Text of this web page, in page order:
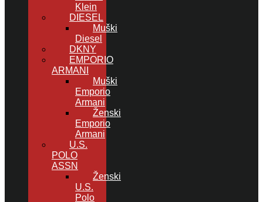
Klein
DIESEL
Muški
Diesel
DKNY
EMPORIO
ARMANI
Muški
Emporio
Armani
Ženski
Emporio
Armani
U.S.
POLO
ASSN
Ženski
U.S.
Polo